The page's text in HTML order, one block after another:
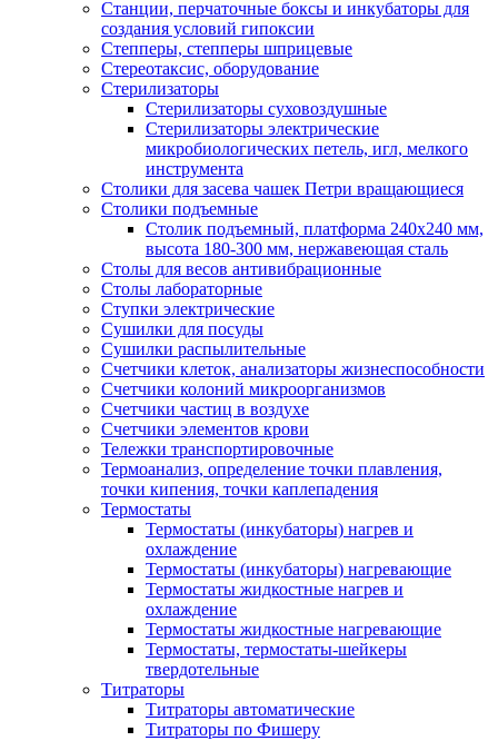
Станции, перчаточные боксы и инкубаторы для
создания условий гипоксии
Степперы, степперы шприцевые
Стереотаксис, оборудование
Стерилизаторы
Стерилизаторы суховоздушные
Стерилизаторы электрические
микробиологических петель, игл, мелкого
инструмента
Столики для засева чашек Петри вращающиеся
Столики подъемные
Столик подъемный, платформа 240х240 мм,
высота 180-300 мм, нержавеющая сталь
Столы для весов антивибрационные
Столы лабораторные
Ступки электрические
Сушилки для посуды
Сушилки распылительные
Счетчики клеток, анализаторы жизнеспособности
Счетчики колоний микроорганизмов
Счетчики частиц в воздухе
Счетчики элементов крови
Тележки транспортировочные
Термоанализ, определение точки плавления,
точки кипения, точки каплепадения
Термостаты
Термостаты (инкубаторы) нагрев и
охлаждение
Термостаты (инкубаторы) нагревающие
Термостаты жидкостные нагрев и
охлаждение
Термостаты жидкостные нагревающие
Термостаты, термостаты-шейкеры
твердотельные
Титраторы
Титраторы автоматические
Титраторы по Фишеру